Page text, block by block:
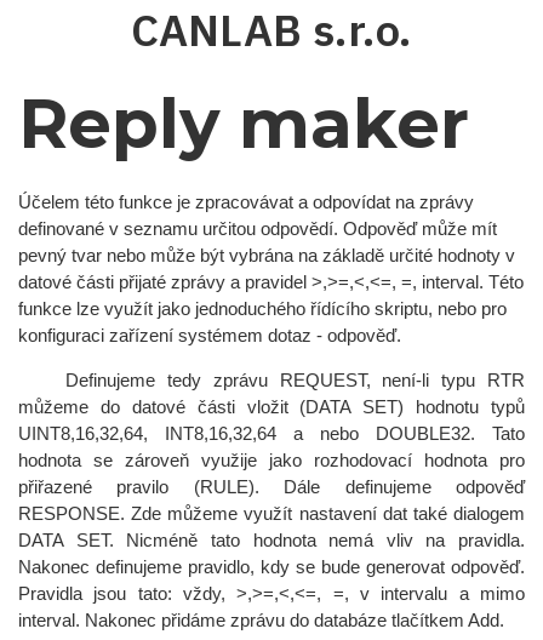
CANLAB s.r.o.
Reply maker
Účelem této funkce je zpracovávat a odpovídat na zprávy
definované v seznamu určitou odpovědí. Odpověď může mít
pevný tvar nebo může být vybrána na základě určité hodnoty v
datové části přijaté zprávy a pravidel >,>=,<,<=, =, interval. Této
funkce lze využít jako jednoduchého řídícího skriptu, nebo pro
konfiguraci zařízení systémem dotaz - odpověď.
Definujeme tedy zprávu REQUEST, není-li typu RTR
můžeme do datové části vložit (DATA SET) hodnotu typů
UINT8,16,32,64, INT8,16,32,64 a nebo DOUBLE32. Tato
hodnota se zároveň využije jako rozhodovací hodnota pro
přiřazené pravilo (RULE). Dále definujeme odpověď
RESPONSE. Zde můžeme využít nastavení dat také dialogem
DATA SET. Nicméně tato hodnota nemá vliv na pravidla.
Nakonec definujeme pravidlo, kdy se bude generovat odpověď.
Pravidla jsou tato: vždy, >,>=,<,<=, =, v intervalu a mimo
interval. Nakonec přidáme zprávu do databáze tlačítkem Add.